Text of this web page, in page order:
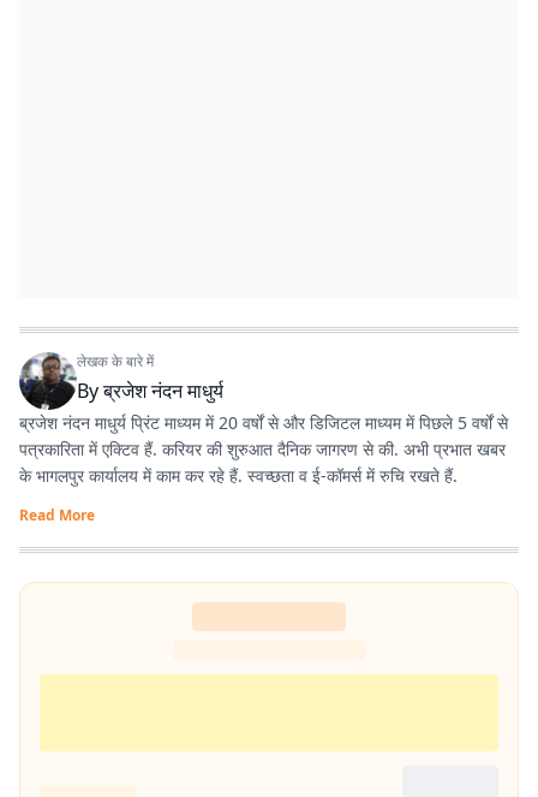
लेखक के बारे में
Byब्रजेश नंदन माधुर्य
ब्रजेश नंदन माधुर्य प्रिंट माध्यम में 20 वर्षों से और डिजिटल माध्यम में पिछले 5 वर्षों से
पत्रकारिता में एक्टिव हैं. करियर की शुरुआत दैनिक जागरण से की. अभी प्रभात खबर
के भागलपुर कार्यालय में काम कर रहे हैं. स्वच्छता व ई-कॉमर्स में रुचि रखते हैं.
Read More